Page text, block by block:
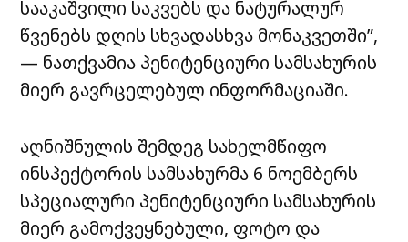
სააკაშვილი საკვებს და ნატურალურ
წვენებს დღის სხვადასხვა მონაკვეთში”,
— ნათქვამია პენიტენციური სამსახურის
მიერ გავრცელებულ ინფორმაციაში.
აღნიშნულის შემდეგ სახელმწიფო
ინსპექტორის სამსახურმა 6 ნოემბერს
სპეციალური პენიტენციური სამსახურის
მიერ გამოქვეყნებული, ფოტო და